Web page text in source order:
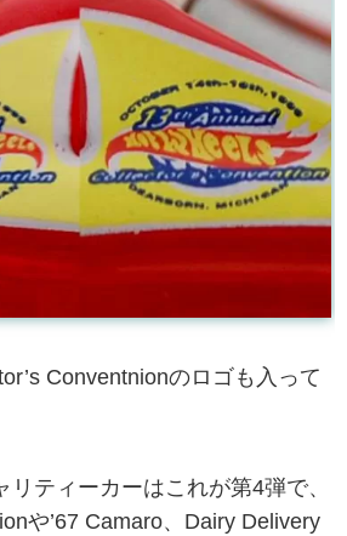
Conventnionのロゴも入って
ティーカーはこれが第4弾で、
や’67 Camaro、Dairy Delivery